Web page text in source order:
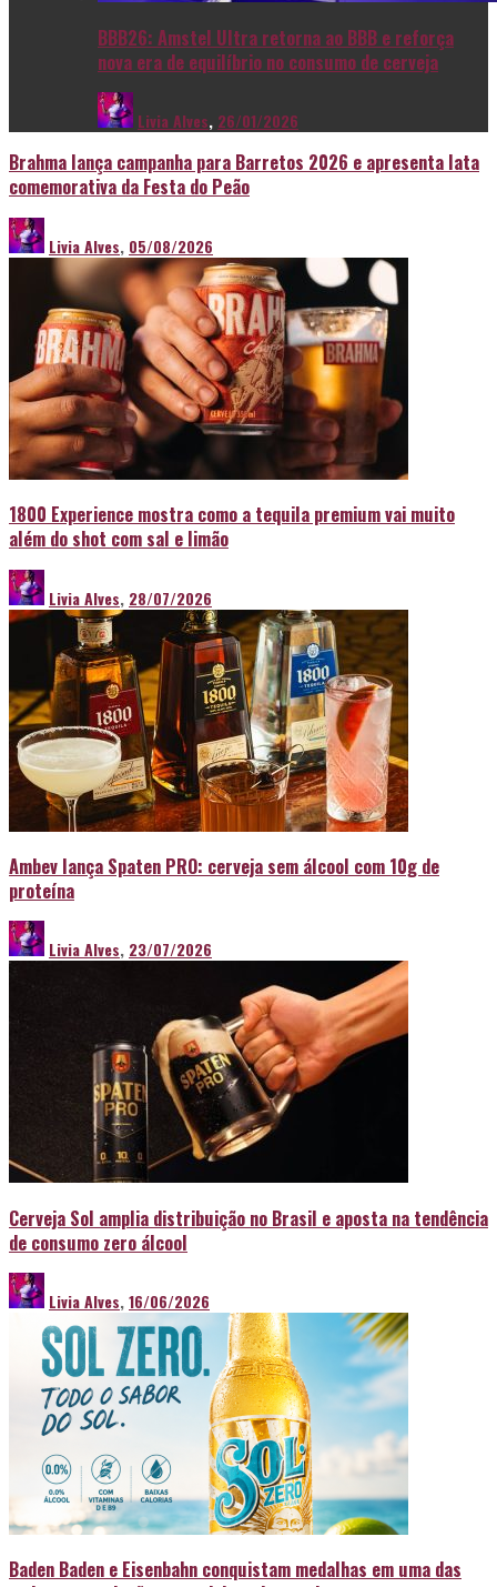
BBB26: Amstel Ultra retorna ao BBB e reforça
nova era de equilíbrio no consumo de cerveja
Livia Alves, 26/01/2026
Brahma lança campanha para Barretos 2026 e apresenta lata
comemorativa da Festa do Peão
Livia Alves, 05/08/2026
1800 Experience mostra como a tequila premium vai muito
além do shot com sal e limão
Livia Alves, 28/07/2026
Ambev lança Spaten PRO: cerveja sem álcool com 10g de
proteína
Livia Alves, 23/07/2026
Cerveja Sol amplia distribuição no Brasil e aposta na tendência
de consumo zero álcool
Livia Alves,16/06/2026
Baden Baden e Eisenbahn conquistam medalhas em uma das